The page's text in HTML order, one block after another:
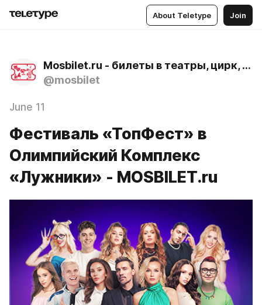
About Teletype Join
Mosbilet.ru - билеты в театры, цирк, музеи и концертные залы Москвы
@mosbilet
June 11
Фестиваль «ТопФест» в
Олимпийский Комплекс
«Лужники» - MOSBILET.ru